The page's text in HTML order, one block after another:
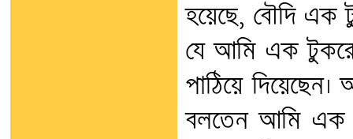
হয়েছে, বৌদি এক
যে আমি এক টুকরো
পাঠিয়ে
বলতেন আমি এক